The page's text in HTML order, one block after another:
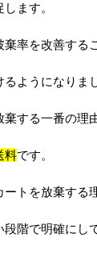
ます。
率を改善する
ようになりま
する一番の理
料です。
トを放棄する
階で明確にし